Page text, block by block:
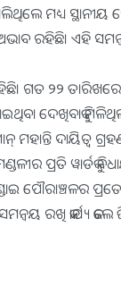
ମଧ୍ୟ ସ୍ଥାନୀୟ
ଅଭାବ ରହିଛି। ଏହି
୨୨ ତାରିଖରେ
ଦେଖିବାକୁ
ମହାନ୍ତି ଦାୟିତ୍ୱ
ପ୍ରତି ୱାର୍ଡକୁ
ପୌରାଞ୍ଚଳର
ରଖି କାର୍ଯ୍ୟ କଲେ